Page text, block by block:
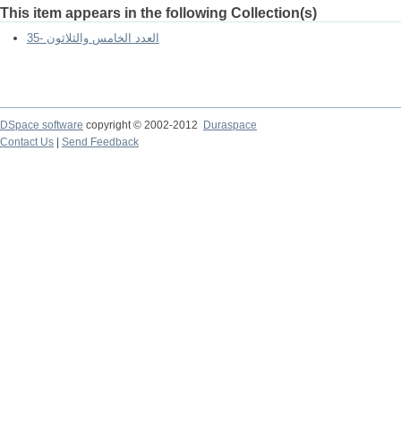
This item appears in the following Collection(s)
العدد الخامس والثلاثون -35
DSpace software copyright © 2002-2012
Duraspace
Contact Us
Send Feedback